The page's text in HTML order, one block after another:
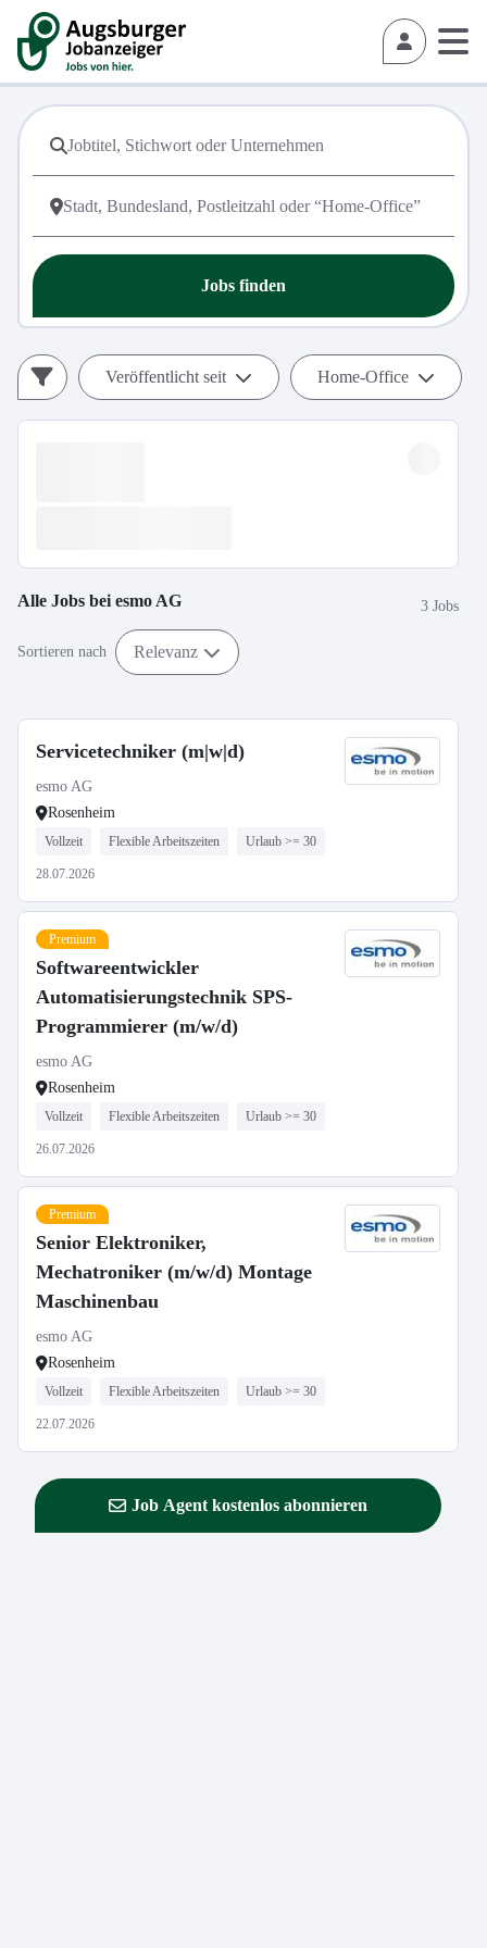
Jobs finden
Veröffentlicht seit Home-Office
Alle Jobs bei esmo AG 3 Jobs
Sortieren nach Relevanz
Servicetechniker (m|w|d)
esmo AG
Rosenheim
Vollzeit Flexible Arbeitszeiten Urlaub >= 30
28.07.2026
Premium
Softwareentwickler
Automatisierungstechnik SPS-
Programmierer (m/w/d)
esmo AG
Rosenheim
Vollzeit Flexible Arbeitszeiten Urlaub >= 30
26.07.2026
Premium
Senior Elektroniker,
Mechatroniker (m/w/d) Montage
Maschinenbau
esmo AG
Rosenheim
Vollzeit Flexible Arbeitszeiten Urlaub >= 30
22.07.2026
Job Agent kostenlos abonnieren